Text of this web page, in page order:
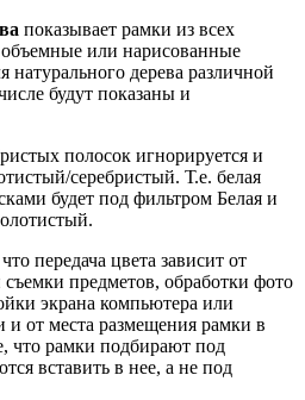
показывает рамки из всех
или нарисованные
дерева различной
будут показаны и
полосок игнорируется и
серебристый. Т.е. белая
будет под фильтром Белая и
передача цвета зависит от
предметов, обработки фото
экрана компьютера или
и от места размещения рамки в
что рамки подбирают под
вставить в нее, а не под